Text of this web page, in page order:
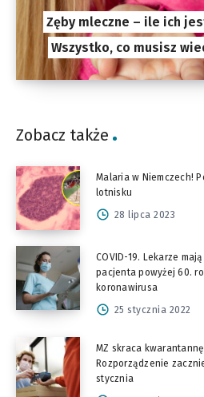
Zęby mleczne – ile ich
Wszystko, co musisz
Zobacz także
Malaria w Niemczech!
lotnisku
28 lipca 2023
COVID-19. Lekarze
pacjenta powyżej 60.
koronawirusa
25 stycznia 2022
MZ skraca
Rozporządzenie
stycznia